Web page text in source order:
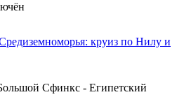
круиз по Нилу и
Сфинкс - Египетский